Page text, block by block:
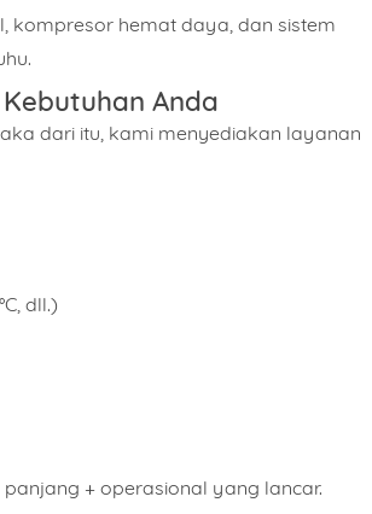
kompresor hemat daya, dan sistem
Anda
dari itu, kami menyediakan layanan
dll.)
+ operasional yang lancar.